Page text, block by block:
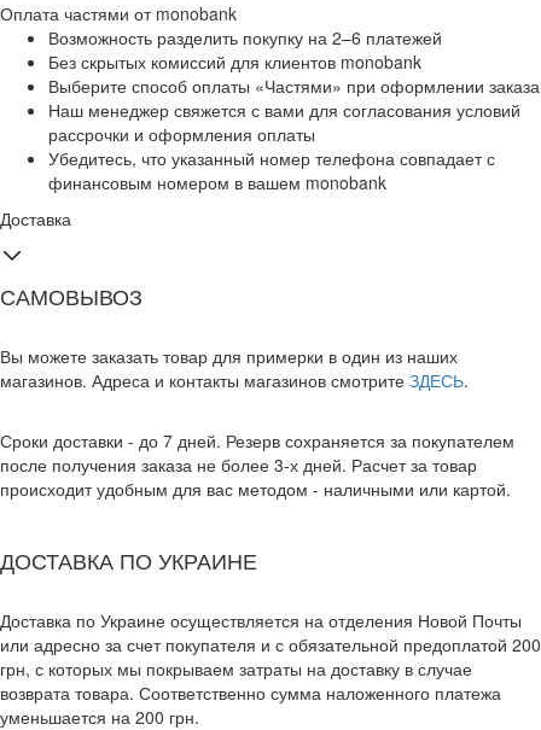
Оплата частями от monobank
Возможность разделить покупку на 2–6 платежей
Без скрытых комиссий для клиентов monobank
Выберите способ оплаты «Частями» при оформлении заказа
Наш менеджер свяжется с вами для согласования условий
рассрочки и оформления оплаты
Убедитесь, что указанный номер телефона совпадает с
финансовым номером в вашем monobank
Доставка
САМОВЫВОЗ
Вы можете заказать товар для примерки в один из наших
магазинов. Адреса и контакты магазинов смотрите ЗДЕСЬ.
Сроки доставки - до 7 дней. Резерв сохраняется за покупателем
после получения заказа не более 3-х дней. Расчет за товар
происходит удобным для вас методом - наличными или картой.
ДОСТАВКА ПО УКРАИНЕ
Доставка по Украине осуществляется на отделения Новой Почты
или адресно за счет покупателя и с обязательной предоплатой 200
грн, с которых мы покрываем затраты на доставку в случае
возврата товара. Соответственно сумма наложенного платежа
уменьшается на 200 грн.